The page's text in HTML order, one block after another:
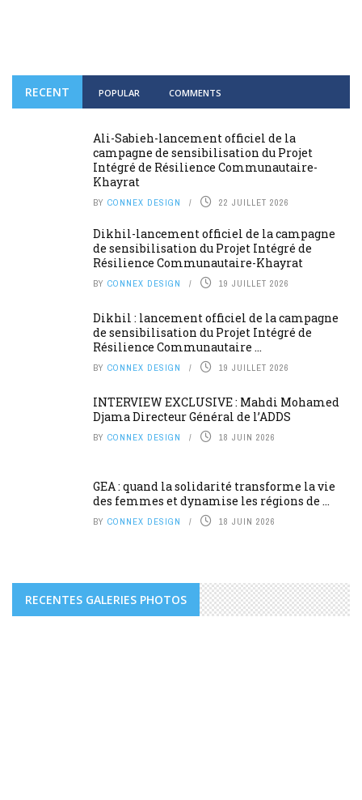
RECENT POPULAR COMMENTS
Ali-Sabieh-lancement officiel de la
campagne de sensibilisation du Projet
Intégré de Résilience Communautaire-
Khayrat
BY CONNEX DESIGN 22 JUILLET 2026
Dikhil-lancement officiel de la campagne
de sensibilisation du Projet Intégré de
Résilience Communautaire-Khayrat
BY CONNEX DESIGN 19 JUILLET 2026
Dikhil : lancement officiel de la campagne
de sensibilisation du Projet Intégré de
Résilience Communautaire ...
BY CONNEX DESIGN 19 JUILLET 2026
INTERVIEW EXCLUSIVE : Mahdi Mohamed
Djama Directeur Général de l’ADDS
BY CONNEX DESIGN 18 JUIN 2026
GEA : quand la solidarité transforme la vie
des femmes et dynamise les régions de ...
BY CONNEX DESIGN 18 JUIN 2026
RECENTES GALERIES PHOTOS